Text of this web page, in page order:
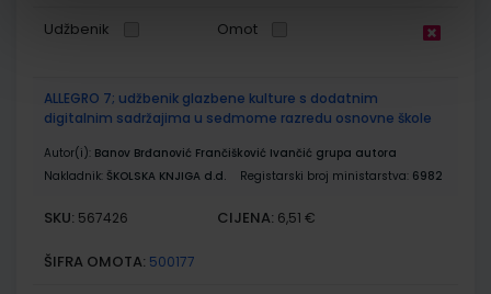
Udžbenik Omot
ALLEGRO 7; udžbenik glazbene kulture s dodatnim
digitalnim sadržajima u sedmome razredu osnovne škole
Autor(i): Banov Brđanović Frančišković Ivančić grupa autora
Nakladnik: ŠKOLSKA KNJIGA d.d. Registarski broj ministarstva: 6982
SKU: 567426 CIJENA: 6,51 €
ŠIFRA OMOTA: 500177